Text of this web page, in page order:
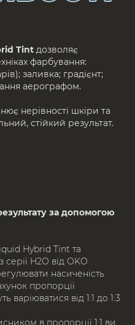
Tint дозволяє
фарбування:
заливка; градієнт;
аерографом.
нерівності шкіри та
стійкий результат.
за допомогою
Hybrid Tint та
H2O від OKO
насиченість
пропорції
варіюватися від 1:1 до 1:3
в пропорції 1:1 ви
олівецем